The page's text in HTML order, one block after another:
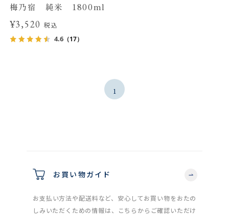
梅乃宿 純米 1800ml
¥3,520税込
4.6（17）
1
お買い物ガイド
お支払い方法や配送料など、安心してお買い物をおたの
しみいただくための情報は、こちらからご確認いただけ